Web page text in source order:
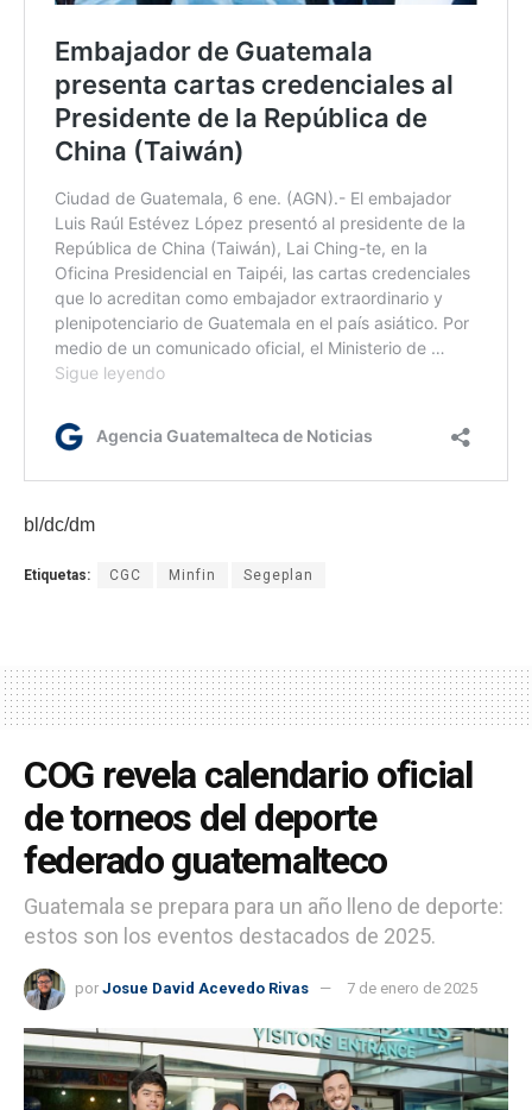
bl/dc/dm
Etiquetas: CGC Minfin Segeplan
COG revela calendario oficial
de torneos del deporte
federado guatemalteco
Guatemala se prepara para un año lleno de deporte:
estos son los eventos destacados de 2025.
por Josue David Acevedo Rivas 7 de enero de 2025